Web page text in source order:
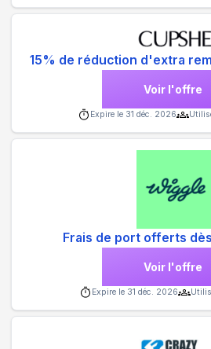
15% de réduction d'extra
Voir l'offre
Expire le 31 déc. 2026
Frais de port offerts
Voir l'offre
Expire le 31 déc. 2026